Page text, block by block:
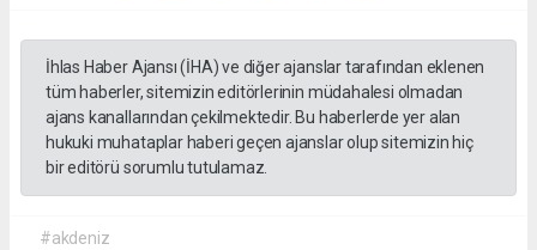
İhlas Haber Ajansı (İHA) ve diğer ajanslar tarafından eklenen
tüm haberler, sitemizin editörlerinin müdahalesi olmadan
ajans kanallarından çekilmektedir. Bu haberlerde yer alan
hukuki muhataplar haberi geçen ajanslar olup sitemizin hiç
bir editörü sorumlu tutulamaz.
#akdeniz